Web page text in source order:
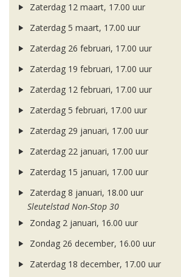
Zaterdag 12 maart, 17.00 uur
Zaterdag 5 maart, 17.00 uur
Zaterdag 26 februari, 17.00 uur
Zaterdag 19 februari, 17.00 uur
Zaterdag 12 februari, 17.00 uur
Zaterdag 5 februari, 17.00 uur
Zaterdag 29 januari, 17.00 uur
Zaterdag 22 januari, 17.00 uur
Zaterdag 15 januari, 17.00 uur
Zaterdag 8 januari, 18.00 uur
Sleutelstad Non-Stop 30
Zondag 2 januari, 16.00 uur
Zondag 26 december, 16.00 uur
Zaterdag 18 december, 17.00 uur